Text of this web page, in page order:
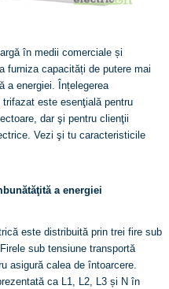
în medii comerciale și
furniza capacități de putere mai
a energiei. Înțelegerea
este esenţială pentru
dar şi pentru clienţii
Vezi şi tu caracteristicile
a energiei
este distribuită prin trei fire sub
sub tensiune transportă
asigură calea de întoarcere.
ca L1, L2, L3 și N în